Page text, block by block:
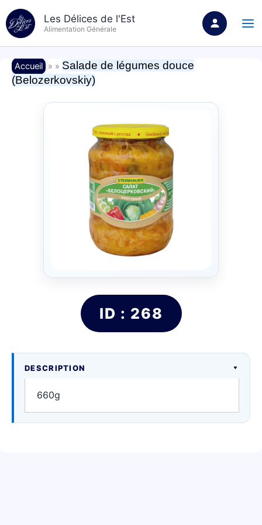
au
contenu
Les Délices de l'Est
Alimentation Générale
Accueil » » Salade de légumes douce
(Belozerkovskiy)
ID : 268
DESCRIPTION
660g